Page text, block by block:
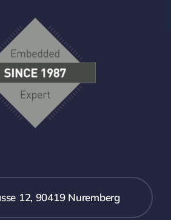
12, 90419 Nuremberg